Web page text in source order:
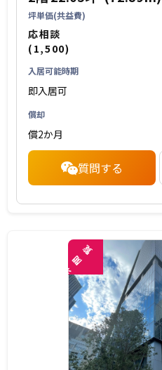
坪単価(共益費)
応相談
(1,500)
入居可能時期
即入居可
償却
償2か月
質問する
未
閲
覧